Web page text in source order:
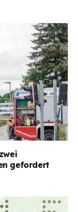
gefordert